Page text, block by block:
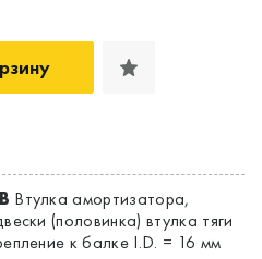
Втулка амортизатора,
(половинка) втулка тяги
к балке I.D. = 16 мм